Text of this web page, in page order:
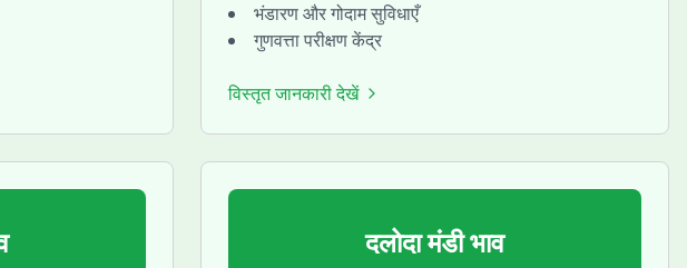
भंडारण और गोदाम सुविधाएँ
गुणवत्ता परीक्षण केंद्र
विस्तृत जानकारी देखें
दलोदामंडी भाव